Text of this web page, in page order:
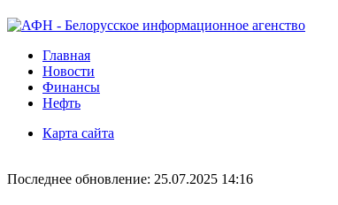
Главная
Новости
Финансы
Нефть
Карта сайта
Последнее обновление: 25.07.2025 14:16